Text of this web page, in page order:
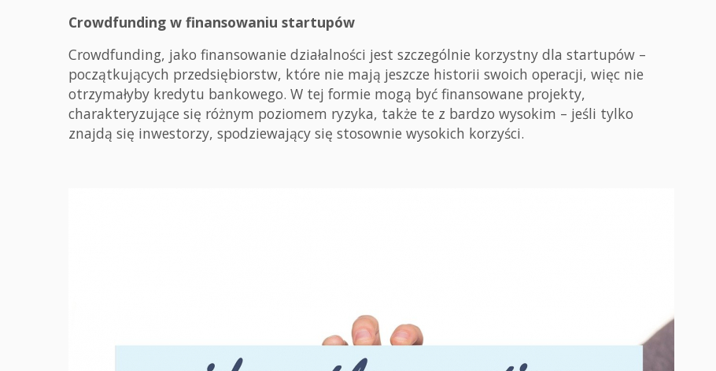
Crowdfunding w finansowaniu startupów
Crowdfunding, jako finansowanie działalności jest szczególnie korzystny dla startupów –
początkujących przedsiębiorstw, które nie mają jeszcze historii swoich operacji, więc nie
otrzymałyby kredytu bankowego. W tej formie mogą być finansowane projekty,
charakteryzujące się różnym poziomem ryzyka, także te z bardzo wysokim – jeśli tylko
znajdą się inwestorzy, spodziewający się stosownie wysokich korzyści.